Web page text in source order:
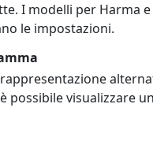
I modelli per Harma e
le impostazioni.
possibile visualizzare